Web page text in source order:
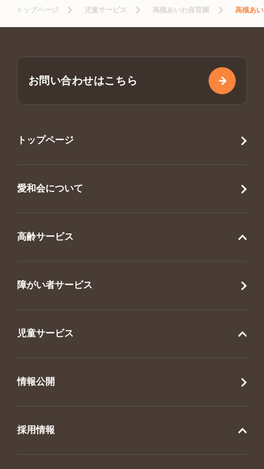
トップページ 児童サービス 高槻あいわ保育園 高槻あ
お問い合わせはこちら
トップページ
愛和会について
高齢サービス
障がい者サービス
児童サービス
情報公開
採用情報